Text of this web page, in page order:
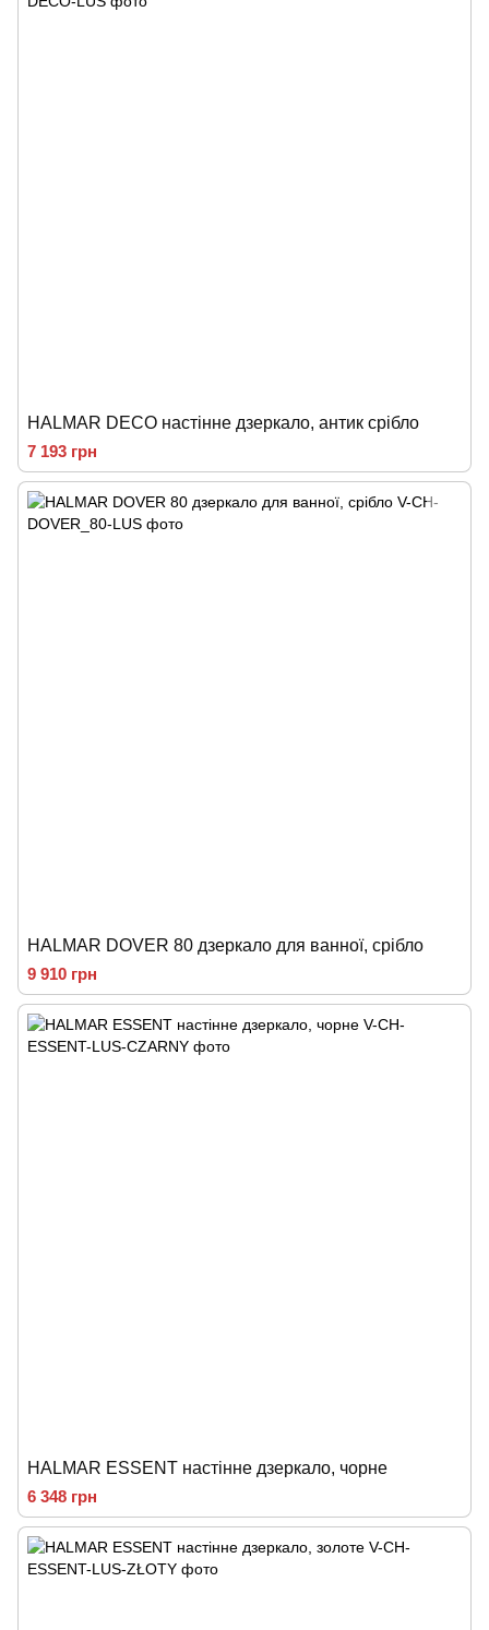
HALMAR DECO настінне дзеркало, антик срібло
7 193 грн
HALMAR DOVER 80 дзеркало для ванної, срібло
9 910 грн
HALMAR ESSENT настінне дзеркало, чорне
6 348 грн